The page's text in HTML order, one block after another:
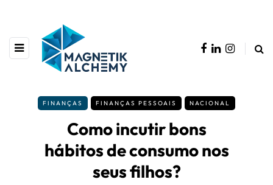
FINANÇAS FINANÇAS PESSOAIS NACIONAL
Como incutir bons
hábitos de consumo nos
seus filhos?